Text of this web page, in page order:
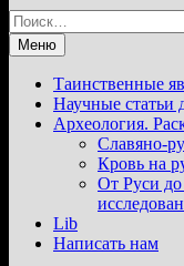
Найти:
Меню
Таинственные
Научные статьи
Археология.
Славяно-
Кровь на
От Руси до
Lib
Написать нам